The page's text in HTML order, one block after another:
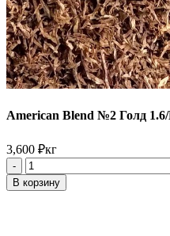
American Blend №2 Голд
3,600 ₽кг
Количество
товара
American
В корзину